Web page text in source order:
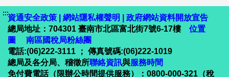
:::資通安全政策 網站隱私權聲明
政府網站資料開放宣告
總局地址：704301 臺南市北區富北街7號6-17樓
位置
圖
南區國稅局粉絲團
電話:(06)222-3111 ； 傳真號碼:(06)222-1019
總局及各分局、稽徵所聯絡資訊與服務時間
免付費電話（限辦公時間提供服務）：0800-000-321（稅